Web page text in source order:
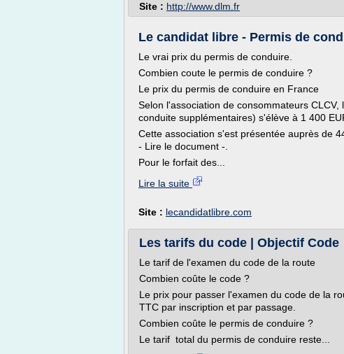
Site : http://www.dlm.fr
Le candidat libre - Permis de
Le vrai prix du permis de conduire.
Combien coute le permis de conduire ?
Le prix du permis de conduire en France
Selon l'association de consommateurs
conduite supplémentaires) s'élève à 1 400
Cette association s'est présentée auprès de
- Lire le document -.
Pour le forfait des...
Lire la suite
Site : lecandidatlibre.com
Les tarifs du code | Objectif Code
Le tarif de l'examen du code de la route
Combien coûte le code ?
Le prix pour passer l'examen du code de la
TTC par inscription et par passage.
Combien coûte le permis de conduire ?
Le tarif total du permis de conduire reste...